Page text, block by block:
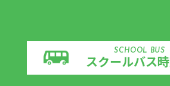
SCHOOL BUS
スクールバス